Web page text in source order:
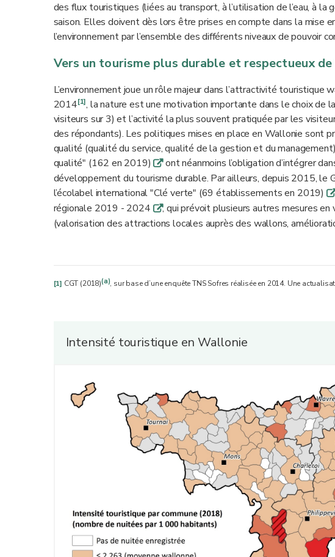
des flux touristiques (liées au transport, à l’utilisation de l’eau, à
saison. Elles doivent dès lors être prises en compte dans la mise
l’environnement par l’ensemble des différents niveaux de pouvoir
Vers un tourisme plus durable et respectueux de
L’environnement joue un rôle majeur dans l’attractivité
2014[1], la nature est une motivation importante dans le choix de
visiteurs sur 3) et l’activité la plus souvent pratiquée par les
des répondants). Les politiques mises en place en Wallonie sont
qualité (qualité du service, qualité de la gestion et du
qualité" (162 en 2019)qont néanmoins l’obligation d’intégrer
développement du tourisme durable. Par ailleurs, depuis 2015,
l’écolabel international "Clé verte" (69 établissements en 2019)
régionale 2019 - 2024 q, qui prévoit plusieurs autres mesures
(valorisation des attractions locales auprès des wallons,
[1] CGT (2018)(a), sur base d’une enquête TNS Sofres réalisée en 2014. Une
Intensité touristique en Wallonie